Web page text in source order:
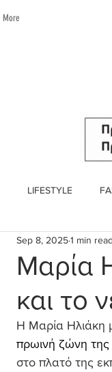
More
LIFESTYLE
Mαρία
και το
Sep 8, 20251 min read
Η Μαρία Ηλιάκη
πρωινή ζώνη
στο πλατό της